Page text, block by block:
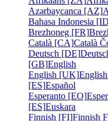
Azərbaycanca [AZ]
Bahasa Indonesia
Brezhoneg [FR]
Català [CA]Català
Deutsch [DE]
[GB]English
English [UK]English
[ES]Español
Esperanto [EO]
[ES]Euskara
Finnish [FI]Finnish